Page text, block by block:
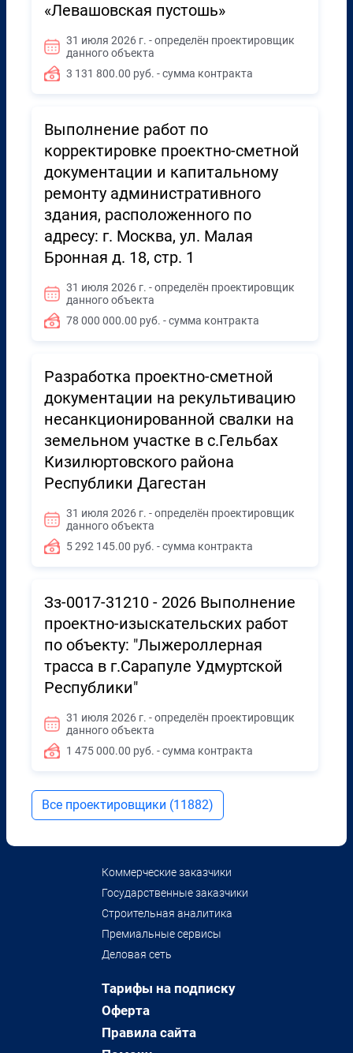
«Левашовская пустошь»
31 июля 2026 г. - определён проектировщик
данного объекта
3 131 800.00 руб. - сумма контракта
Выполнение работ по
корректировке проектно-сметной
документации и капитальному
ремонту административного
здания, расположенного по
адресу: г. Москва, ул. Малая
Бронная д. 18, стр. 1
31 июля 2026 г. - определён проектировщик
данного объекта
78 000 000.00 руб. - сумма контракта
Разработка проектно-сметной
документации на рекультивацию
несанкционированной свалки на
земельном участке в с.Гельбах
Кизилюртовского района
Республики Дагестан
31 июля 2026 г. - определён проектировщик
данного объекта
5 292 145.00 руб. - сумма контракта
Зз-0017-31210 - 2026 Выполнение
проектно-изыскательских работ
по объекту: "Лыжероллерная
трасса в г.Сарапуле Удмуртской
Республики"
31 июля 2026 г. - определён проектировщик
данного объекта
1 475 000.00 руб. - сумма контракта
Все проектировщики (11882)
Коммерческие заказчики
Государственные заказчики
Строительная аналитика
Премиальные сервисы
Деловая сеть
Тарифы на подписку
Оферта
Правила сайта